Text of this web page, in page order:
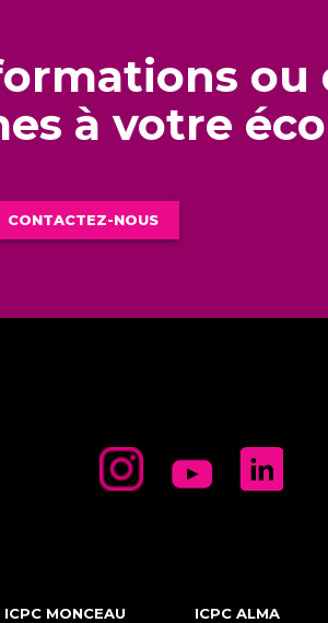
ou
à votre
CONTACTEZ-NOUS
ICPC MONCEAU ICPC ALMA